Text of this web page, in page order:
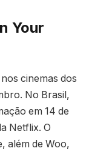
Your
cinemas dos
No Brasil,
em 14 de
Netflix. O
além de Woo,